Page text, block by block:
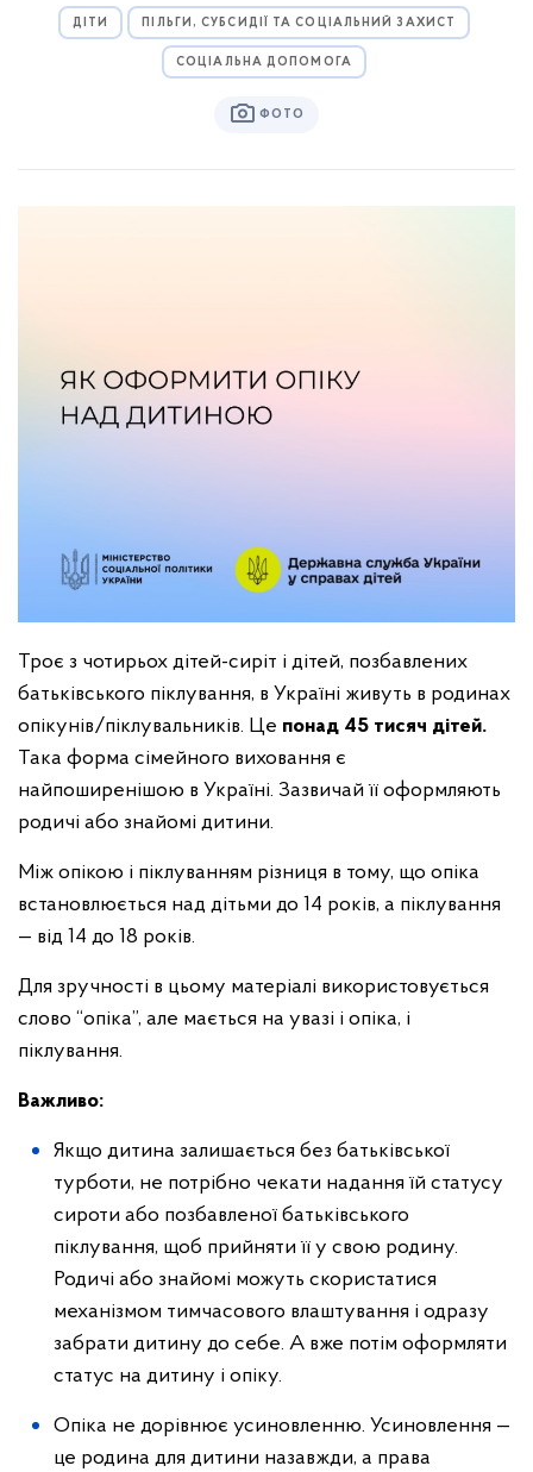
ДІТИ ПІЛЬГИ, СУБСИДІЇ ТА СОЦІАЛЬНИЙ ЗАХИСТ
СОЦІАЛЬНА ДОПОМОГА
ФОТО
Троє з чотирьох дітей-сиріт і дітей, позбавлених
батьківського піклування, в Україні живуть в родинах
опікунів/піклувальників. Це понад 45 тисяч дітей.
Така форма сімейного виховання є
найпоширенішою в Україні. Зазвичай її оформляють
родичі або знайомі дитини.
Між опікою і піклуванням різниця в тому, що опіка
встановлюється над дітьми до 14 років, а піклування
— від 14 до 18 років.
Для зручності в цьому матеріалі використовується
слово “опіка”, але мається на увазі і опіка, і
піклування.
Важливо:
Якщо дитина залишається без батьківської
турботи, не потрібно чекати надання їй статусу
сироти або позбавленої батьківського
піклування, щоб прийняти її у свою родину.
Родичі або знайомі можуть скористатися
механізмом тимчасового влаштування і одразу
забрати дитину до себе. А вже потім оформляти
статус на дитину і опіку.
Опіка не дорівнює усиновленню. Усиновлення —
це родина для дитини назавжди, а права